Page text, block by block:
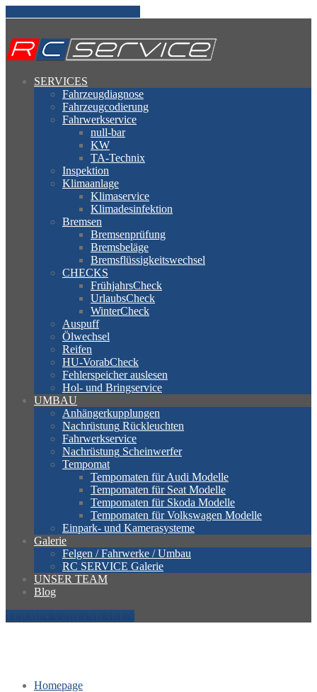
SERVICES
Fahrzeugdiagnose
Fahrzeugcodierung
Fahrwerkservice
null-bar
KW
TA-Technix
Inspektion
Klimaanlage
Klimaservice
Klimadesinfektion
Bremsen
Bremsenprüfung
Bremsbeläge
Bremsflüssigkeitswechsel
CHECKS
FrühjahrsCheck
UrlaubsCheck
WinterCheck
Auspuff
Ölwechsel
Reifen
HU-VorabCheck
Fehlerspeicherauslesen
Hol- und Bringservice
UMBAU
Anhängerkupplungen
Nachrüstung Rückleuchten
Fahrwerkservice
Nachrüstung Scheinwerfer
Tempomat
Tempomaten für Audi Modelle
Tempomaten für Seat Modelle
Tempomaten für Skoda Modelle
Tempomaten für Volkswagen Modelle
Einpark- und Kamerasysteme
Galerie
Felgen / Fahrwerke / Umbau
RC SERVICE Galerie
UNSER TEAM
Blog
Homepage